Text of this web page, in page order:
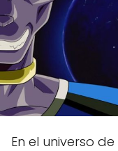
En el universo de